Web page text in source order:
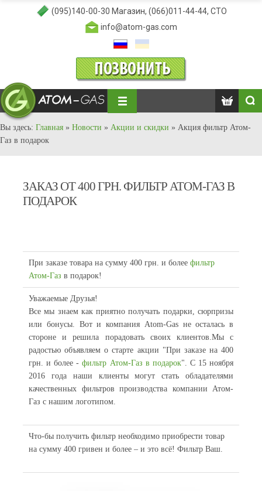
(095)140-00-30 Магазин, (066)011-44-44, СТО
info@atom-gas.com
Вы здесь: Главная » Новости » Акции и скидки » Акция фильтр Атом-
Газ в подарок
ЗАКАЗ ОТ 400 ГРН. ФИЛЬТР АТОМ-ГАЗ В
ПОДАРОК
При заказе товара на сумму 400 грн. и более фильтр
Атом-Газ в подарок!
Уважаемые Друзья!
Все мы знаем как приятно получать подарки, сюрпризы
или бонусы. Вот и компания Atom-Gas не осталась в
стороне и решила порадовать своих клиентов.Мы с
радостью объявляем о старте акции "При заказе на 400
грн. и более -фильтр Атом-Газ в подарок". С 15 ноября
2016 года наши клиенты могут стать обладателями
качественных фильтров производства компании Атом-
Газ с нашим логотипом.
Что-бы получить фильтр необходимо приобрести товар
на сумму 400 гривен и более – и это всё! Фильтр Ваш.